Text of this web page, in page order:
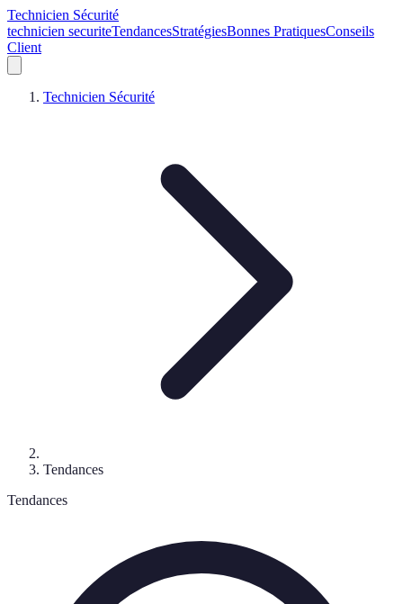
Technicien Sécurité
technicien securiteTendancesStratégiesBonnes PratiquesConseils
Client
Technicien Sécurité
Tendances
Tendances